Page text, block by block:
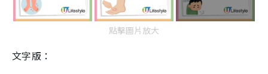
點擊圖片放大
文字版：